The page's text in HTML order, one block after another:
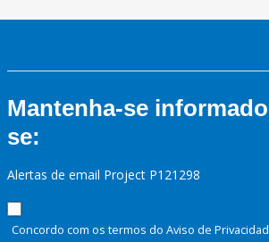
Mantenha-se
se:
Alertas de email Project P121298
Concordo com os termos do Aviso de